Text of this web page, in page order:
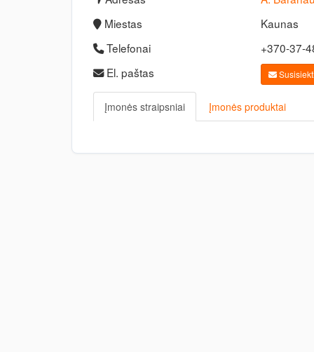
Miestas
Kaunas
Telefonai
+370-37-
El. paštas
Įmonės straipsniai Įmonės produktai